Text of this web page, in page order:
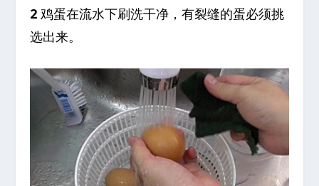
2 鸡蛋在流水下刷洗干净，有裂缝的蛋必须挑
选出来。